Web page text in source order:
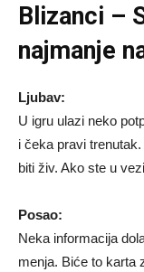
Blizanci –
najmanje
Ljubav:
U igru ulazi neko
i čeka pravi
biti živ. Ako ste u
Posao:
Neka informacija
menja. Biće to karta